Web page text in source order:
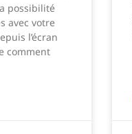
possibilité
avec votre
l’écran
comment